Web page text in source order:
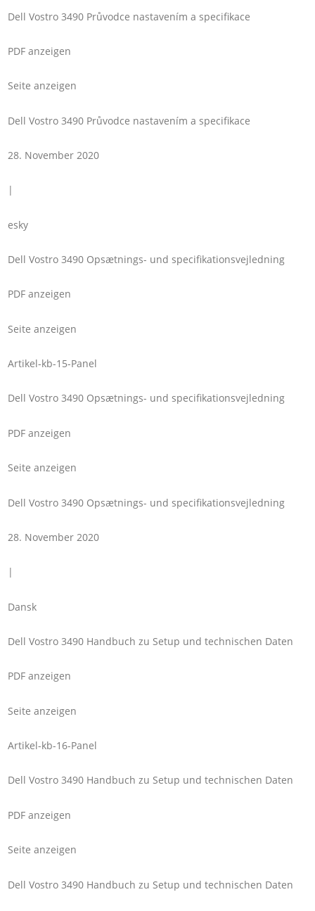
Dell Vostro 3490 Průvodce nastavením a specifikace
PDF anzeigen
Seite anzeigen
Dell Vostro 3490 Průvodce nastavením a specifikace
28. November 2020
|
esky
Dell Vostro 3490 Opsætnings- und specifikationsvejledning
PDF anzeigen
Seite anzeigen
Artikel-kb-15-Panel
Dell Vostro 3490 Opsætnings- und specifikationsvejledning
PDF anzeigen
Seite anzeigen
Dell Vostro 3490 Opsætnings- und specifikationsvejledning
28. November 2020
|
Dansk
Dell Vostro 3490 Handbuch zu Setup und technischen Daten
PDF anzeigen
Seite anzeigen
Artikel-kb-16-Panel
Dell Vostro 3490 Handbuch zu Setup und technischen Daten
PDF anzeigen
Seite anzeigen
Dell Vostro 3490 Handbuch zu Setup und technischen Daten